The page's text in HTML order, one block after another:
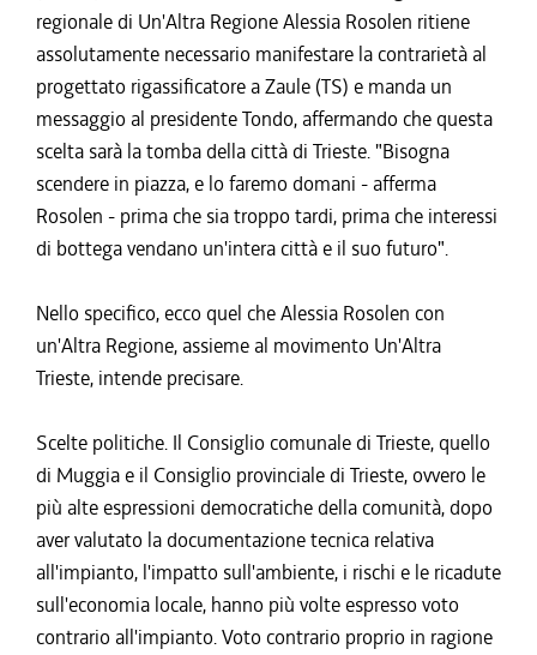
regionale di Un'Altra Regione Alessia Rosolen ritiene
assolutamente necessario manifestare la contrarietà al
progettato rigassificatore a Zaule (TS) e manda un
messaggio al presidente Tondo, affermando che questa
scelta sarà la tomba della città di Trieste. "Bisogna
scendere in piazza, e lo faremo domani - afferma
Rosolen - prima che sia troppo tardi, prima che interessi
di bottega vendano un'intera città e il suo futuro".
Nello specifico, ecco quel che Alessia Rosolen con
un'Altra Regione, assieme al movimento Un'Altra
Trieste, intende precisare.
Scelte politiche. Il Consiglio comunale di Trieste, quello
di Muggia e il Consiglio provinciale di Trieste, ovvero le
più alte espressioni democratiche della comunità, dopo
aver valutato la documentazione tecnica relativa
all'impianto, l'impatto sull'ambiente, i rischi e le ricadute
sull'economia locale, hanno più volte espresso voto
contrario all'impianto. Voto contrario proprio in ragione